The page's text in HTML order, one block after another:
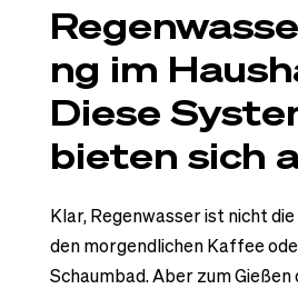
ng im
Diese
bieten sich
Klar, Regenwasser ist nicht
den morgendlichen Kaffee
Schaumbad. Aber zum